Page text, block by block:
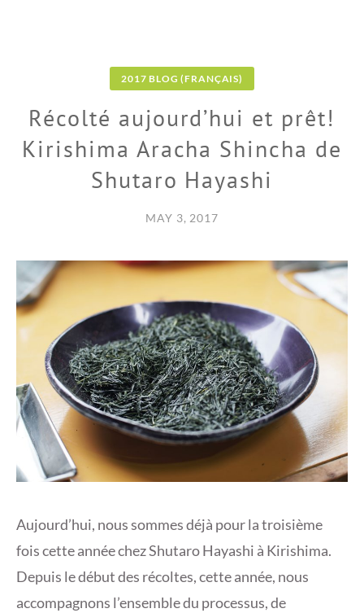
2017 BLOG (FRANÇAIS)
Récolté aujourd’hui et prêt!
Kirishima Aracha Shincha de
Shutaro Hayashi
MAY 3, 2017
Aujourd’hui, nous sommes déjà pour la troisième
fois cette année chez Shutaro Hayashi à Kirishima.
Depuis le début des récoltes, cette année, nous
accompagnons l’ensemble du processus, de